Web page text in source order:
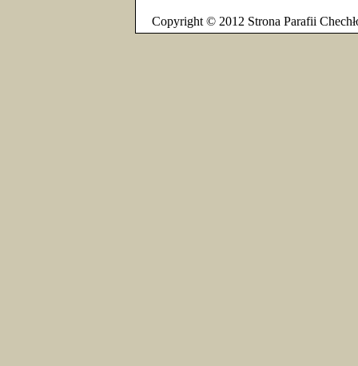
Copyright © 2012 Strona Parafii